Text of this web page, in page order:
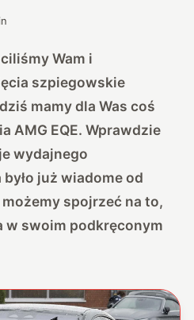
Wam i
szpiegowskie
mamy dla Was coś
AMG EQE. Wprawdzie
wydajnego
już wiadome od
spojrzeć na to,
w swoim podkręconym